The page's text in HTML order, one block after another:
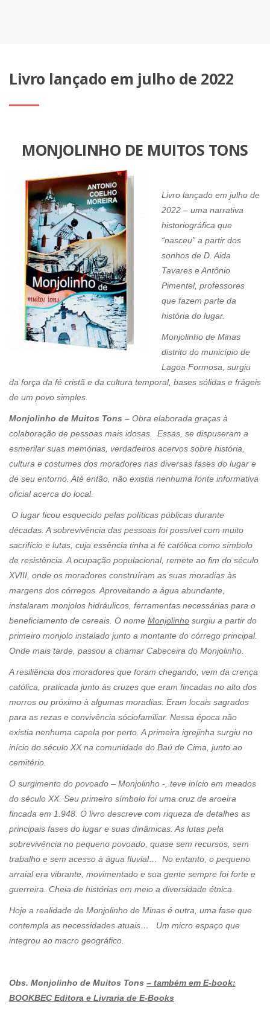
Livro lançado em julho de 2022
MONJOLINHO DE MUITOS TONS
Livro lançado em julho de
2022 – uma narrativa
historiográfica que
“nasceu” a partir dos
sonhos de D. Aida
Tavares e Antônio
Pimentel, professores
que fazem parte da
história do lugar.
Monjolinho de Minas
distrito do município de
Lagoa Formosa, surgiu
da força da fé cristã e da cultura temporal, bases sólidas e frágeis
de um povo simples.
Monjolinho de Muitos Tons – Obra elaborada graças à
colaboração de pessoas mais idosas. Essas, se dispuseram a
esmerilar suas memórias, verdadeiros acervos sobre história,
cultura e costumes dos moradores nas diversas fases do lugar e
de seu entorno. Até então, não existia nenhuma fonte informativa
oficial acerca do local.
O lugar ficou esquecido pelas políticas públicas durante
décadas. A sobrevivência das pessoas foi possível com muito
sacrifício e lutas, cuja essência tinha a fé católica como símbolo
de resistência. A ocupação populacional, remete ao fim do século
XVIII, onde os moradores construíram as suas moradias às
margens dos córregos. Aproveitando a água abundante,
instalaram monjolos hidráulicos, ferramentas necessárias para o
beneficiamento de cereais. O nome Monjolinho surgiu a partir do
primeiro monjolo instalado junto a montante do córrego principal.
Onde mais tarde, passou a chamar Cabeceira do Monjolinho.
A resiliência dos moradores que foram chegando, vem da crença
católica, praticada junto às cruzes que eram fincadas no alto dos
morros ou próximo à algumas moradias. Eram locais sagrados
para as rezas e convivência sóciofamiliar. Nessa época não
existia nenhuma capela por perto. A primeira igrejinha surgiu no
início do século XX na comunidade do Baú de Cima, junto ao
cemitério.
O surgimento do povoado – Monjolinho -, teve início em meados
do século XX. Seu primeiro símbolo foi uma cruz de aroeira
fincada em 1.948. O livro descreve com riqueza de detalhes as
principais fases do lugar e suas dinâmicas. As lutas pela
sobrevivência no pequeno povoado, quase sem recursos, sem
trabalho e sem acesso à água fluvial… No entanto, o pequeno
arraial era vibrante, movimentado e sua gente sempre foi forte e
guerreira. Cheia de histórias em meio a diversidade étnica.
Hoje a realidade de Monjolinho de Minas é outra, uma fase que
contempla as necessidades atuais… Um micro espaço que
integrou ao macro geográfico.
Obs. Monjolinho de Muitos Tons – também em E-book:
BOOKBEC Editora e Livraria de E-Books